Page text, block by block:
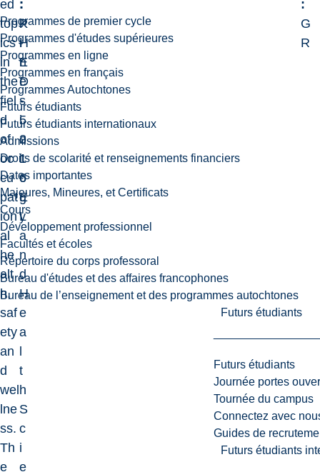
Programmes de premier cycle
Programmes d'études supérieures
Programmes en ligne
Programmes en français
Programmes Autochtones
Futurs étudiants
Futurs étudiants internationaux
Admissions
Droits de scolarité et renseignements financiers
Dates importantes
Majeures, Mineures, et Certificats
Cours
Développement professionnel
Facultés et écoles
Répertoire du corps professoral
Bureau d'études et des affaires francophones
Bureau de l’enseignement et des programmes autochtones
Futurs étudiants
Futurs étudiants
Journée portes
Tournée du campus
Connectez avec
Guides de
Futurs étudiants
ed
top
ics
in
the
fiel
d
of
oc
cu
pat
ion
al
he
alt
h,
saf
ety
an
d
wel
lne
ss.
Th
e
:
P
H
E
D
-
5
2
1
6
E
L
:
K
i
n
e
s
i
o
l
o
g
y
a
n
d
H
e
a
t
h
S
c
i
e
:
G
R